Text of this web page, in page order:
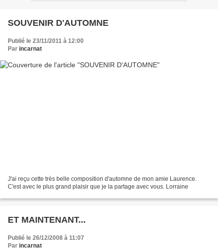
SOUVENIR D'AUTOMNE
Publié le 23/11/2011 à 12:00
Par incarnat
J'ai reçu cette très belle composition d'automne de mon amie Laurence.
C'est avec le plus grand plaisir que je la partage avec vous. Lorraine
ET MAINTENANT...
Publié le 26/12/2008 à 11:07
Par incarnat